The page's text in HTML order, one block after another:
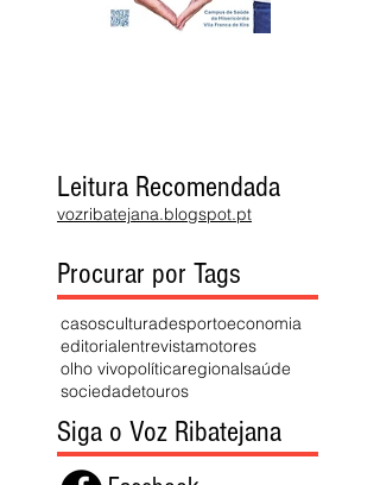
Leitura Recomendada
vozribatejana.blogspot.pt
Procurar por Tags
casosculturadesportoeconomia
editorialentrevistamotores
olho vivopolíticaregionalsaúde
sociedadetouros
Siga o Voz Ribatejana